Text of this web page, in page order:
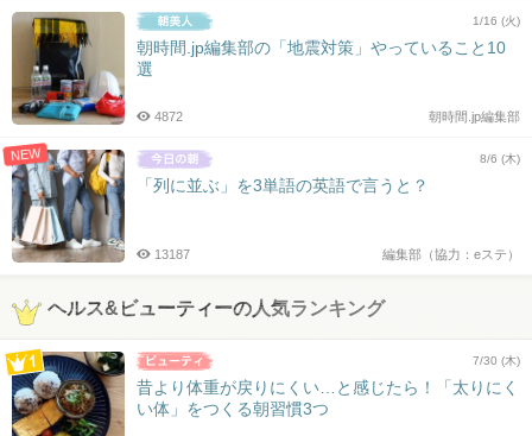
1/16 (火)
朝時間.jp編集部の「地震対策」やっていること10
選
朝時間.jp編集部
4872
NEW 8/6 (木)
「列に並ぶ」を3単語の英語で言うと？
編集部（協力：eステ）
13187
ヘルス&ビューティーの人気ランキング
7/30 (木)
昔より体重が戻りにくい…と感じたら！「太りにく
い体」をつくる朝習慣3つ